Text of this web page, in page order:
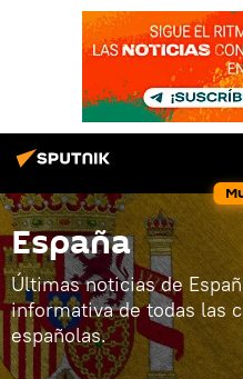
España
Últimas noticias de
informativa de todas las
españolas.